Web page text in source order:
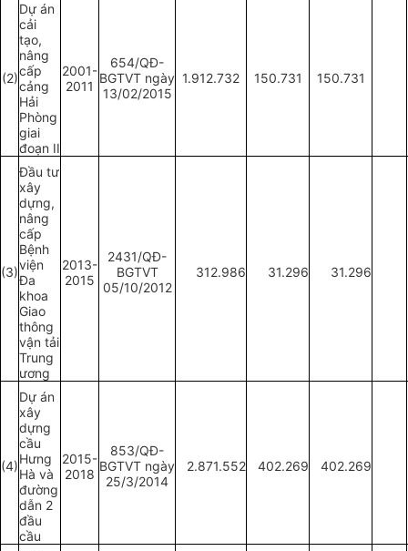
(2)
Dự án
cải
tạo,
nâng
cấp
cảng
Hải
Phòng
giai
đoạn II
2001-
2011
654/QĐ-
BGTVT ngày
13/02/2015
1.912.732 150.731 150.731
(3)
Đầu tư
xây
dựng,
nâng
cấp
Bệnh
viện
Đa
khoa
Giao
thông
vận tải
Trung
ương
2013-
2015
2431/QĐ-
BGTVT
05/10/2012
312.986 31.296 31.296
(4)
Dự án
xây
dựng
cầu
Hưng
Hà và
đường
dẫn 2
đầu
cầu
2015-
2018
853/QĐ-
BGTVT ngày
25/3/2014
2.871.552 402.269 402.269